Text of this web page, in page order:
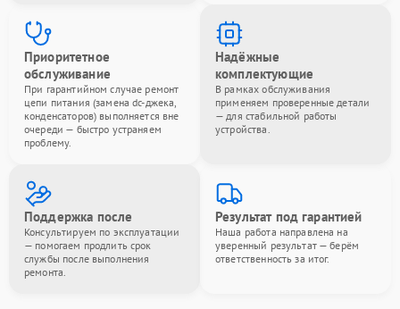
Приоритетное
обслуживание
При гарантийном случае ремонт
цепи питания (замена dc-джека,
конденсаторов) выполняется вне
очереди — быстро устраняем
проблему.
Надёжные
комплектующие
В рамках обслуживания
применяем проверенные детали
— для стабильной работы
устройства.
Поддержка после
Консультируем по эксплуатации
— помогаем продлить срок
службы после выполнения
ремонта.
Результат под гарантией
Наша работа направлена на
уверенный результат — берём
ответственность за итог.